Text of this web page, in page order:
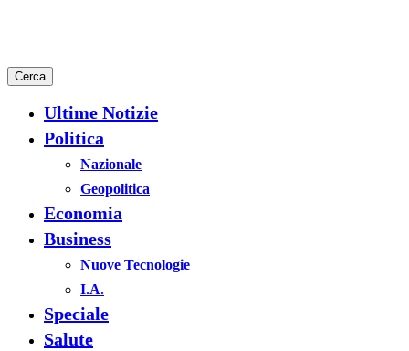
Cerca
Ultime Notizie
Politica
Nazionale
Geopolitica
Economia
Business
Nuove Tecnologie
I.A.
Speciale
Salute